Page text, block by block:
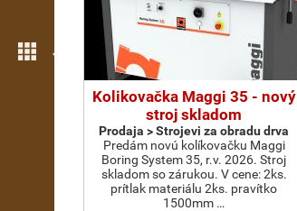
Još opcija
Kolikovačka Maggi 35 - nový
stroj skladom
Prodaja > Strojevi za obradu drva
Predám novú kolíkovačku Maggi
Boring System 35, r.v. 2026. Stroj
skladom so zárukou. V cene: 2ks.
prítlak materiálu 2ks. pravítko
1500mm …